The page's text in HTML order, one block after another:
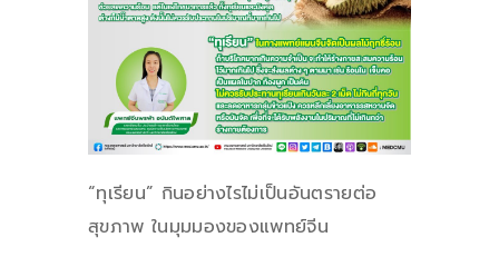
“ทุเรียน” กินอย่างไรไม่เป็นอันตรายต่อ
สุขภาพ ในมุมมองของแพทย์จีน